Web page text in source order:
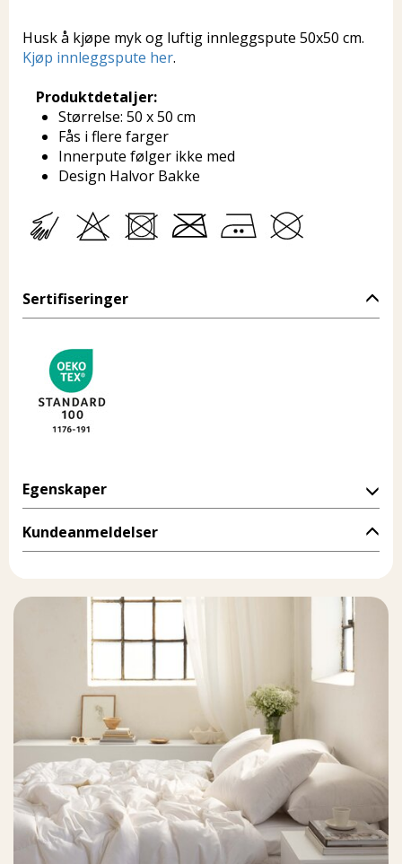
Husk å kjøpe myk og luftig innleggspute 50x50 cm.
Kjøp innleggspute her.
Produktdetaljer:
Størrelse: 50 x 50 cm
Fås i flere farger
Innerpute følger ikke med
Design Halvor Bakke
Sertifiseringer
Egenskaper
Kundeanmeldelser